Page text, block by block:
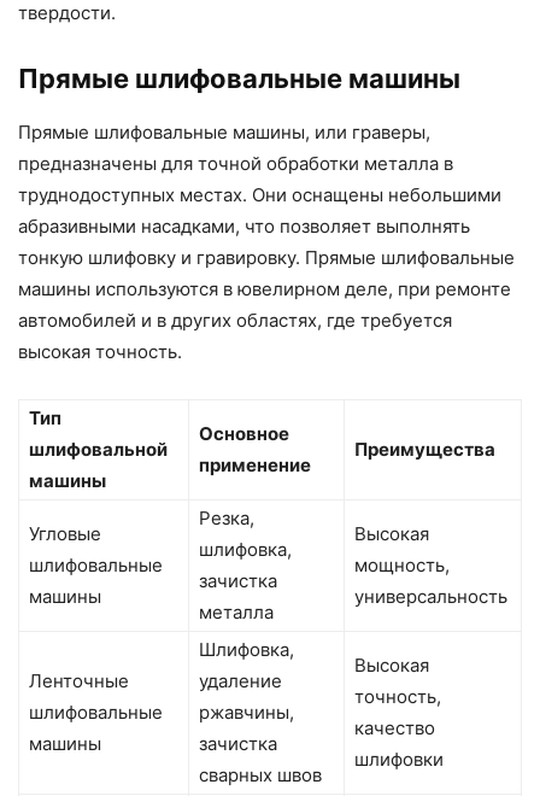
твердости.
Прямые шлифовальные машины
Прямые шлифовальные машины, или граверы,
предназначены для точной обработки металла в
труднодоступных местах. Они оснащены небольшими
абразивными насадками, что позволяет выполнять
тонкую шлифовку и гравировку. Прямые шлифовальные
машины используются в ювелирном деле, при ремонте
автомобилей и в других областях, где требуется
высокая точность.
Тип
шлифовальной
машины
Основное
применение
Преимущества
Угловые
шлифовальные
машины
Резка,
шлифовка,
зачистка
металла
Высокая
мощность,
универсальность
Ленточные
шлифовальные
машины
Шлифовка,
удаление
ржавчины,
зачистка
сварных швов
Высокая
точность,
качество
шлифовки